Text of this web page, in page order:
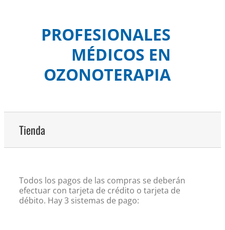
PROFESIONALES
MÉDICOS EN
OZONOTERAPIA
Tienda
Todos los pagos de las compras se deberán
efectuar con tarjeta de crédito o tarjeta de
débito. Hay 3 sistemas de pago: